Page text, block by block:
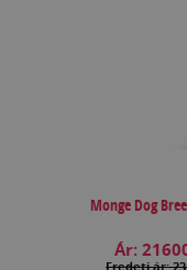
Monge Dog
Ár:
Eredeti ár: